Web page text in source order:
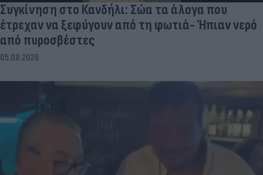
Συγκίνηση στο Κανδήλι: Σώα τα άλογα που
έτρεχαν να ξεφύγουν από τη φωτιά- Ήπιαν νερό
από πυροσβέστες
05.08.2026